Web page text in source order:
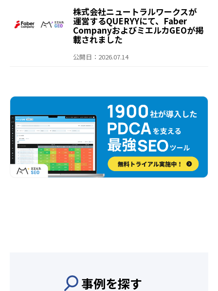
との比較が可能に～
株式会社ニュートラルワークスが
運営するQUERYYにて、Faber
CompanyおよびミエルカGEOが掲
載されました
公開日：2026.07.14
事例を探す